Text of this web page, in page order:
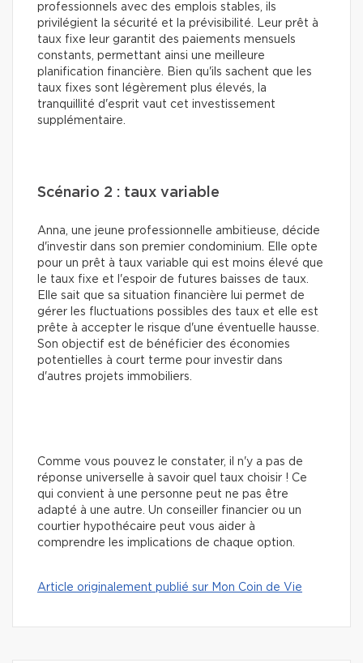
professionnels avec des emplois stables, ils
privilégient la sécurité et la prévisibilité. Leur prêt à
taux fixe leur garantit des paiements mensuels
constants, permettant ainsi une meilleure
planification financière. Bien qu'ils sachent que les
taux fixes sont légèrement plus élevés, la
tranquillité d'esprit vaut cet investissement
supplémentaire.
Scénario 2 : taux variable
Anna, une jeune professionnelle ambitieuse, décide
d'investir dans son premier condominium. Elle opte
pour un prêt à taux variable qui est moins élevé que
le taux fixe et l'espoir de futures baisses de taux.
Elle sait que sa situation financière lui permet de
gérer les fluctuations possibles des taux et elle est
prête à accepter le risque d'une éventuelle hausse.
Son objectif est de bénéficier des économies
potentielles à court terme pour investir dans
d'autres projets immobiliers.
Comme vous pouvez le constater, il n'y a pas de
réponse universelle à savoir quel taux choisir ! Ce
qui convient à une personne peut ne pas être
adapté à une autre. Un conseiller financier ou un
courtier hypothécaire peut vous aider à
comprendre les implications de chaque option.
Article originalement publié sur Mon Coin de Vie